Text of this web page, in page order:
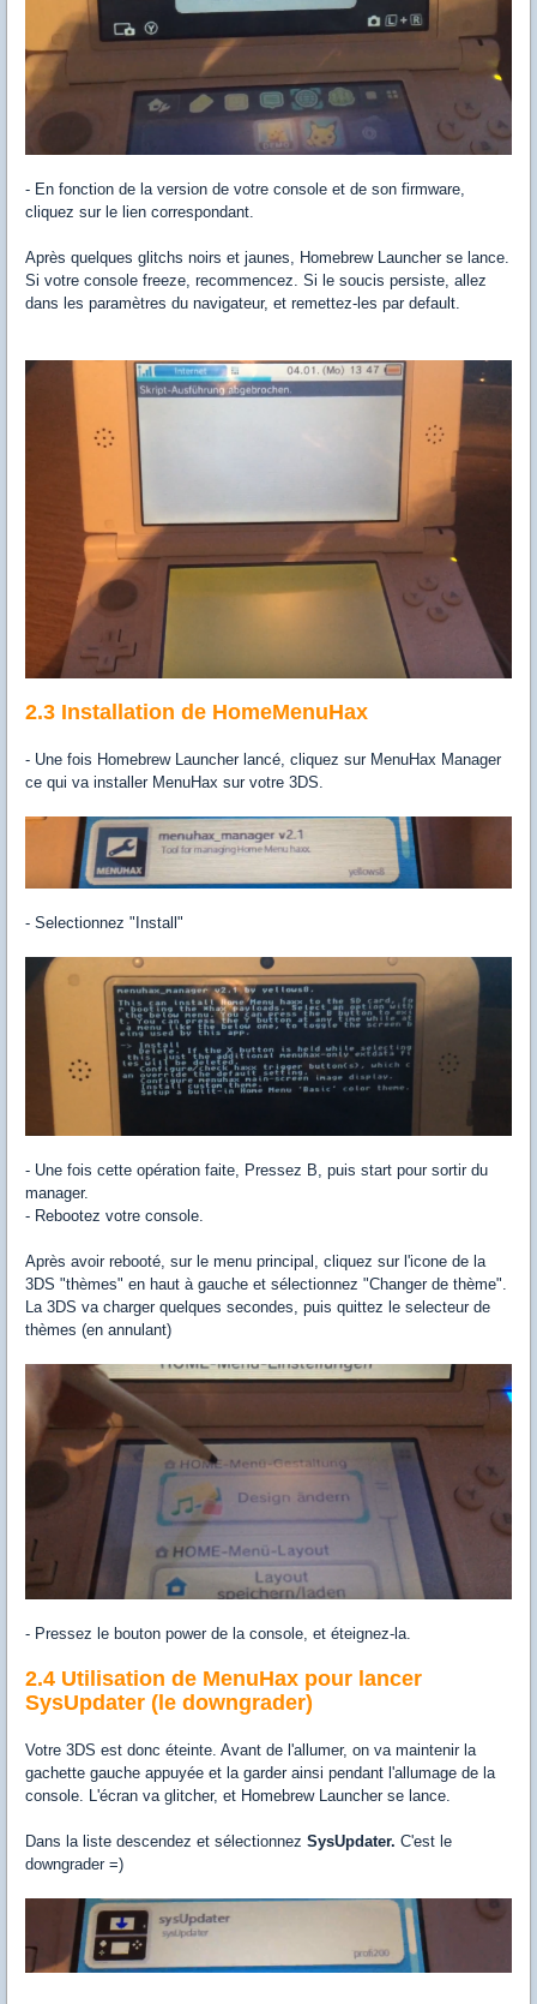
- En fonction de la version de votre console et de son firmware,
cliquez sur le lien correspondant.
Après quelques glitchs noirs et jaunes, Homebrew Launcher se lance.
Si votre console freeze, recommencez. Si le soucis persiste, allez
dans les paramètres du navigateur, et remettez-les par default.
2.3 Installation de HomeMenuHax
- Une fois Homebrew Launcher lancé, cliquez sur MenuHax Manager
ce qui va installer MenuHax sur votre 3DS.
- Selectionnez "Install"
- Une fois cette opération faite, Pressez B, puis start pour sortir du
manager.
- Rebootez votre console.
Après avoir rebooté, sur le menu principal, cliquez sur l'icone de la
3DS "thèmes" en haut à gauche et sélectionnez "Changer de thème".
La 3DS va charger quelques secondes, puis quittez le selecteur de
thèmes (en annulant)
- Pressez le bouton power de la console, et éteignez-la.
2.4 Utilisation de MenuHax pour lancer
SysUpdater (le downgrader)
Votre 3DS est donc éteinte. Avant de l'allumer, on va maintenir la
gachette gauche appuyée et la garder ainsi pendant l'allumage de la
console. L'écran va glitcher, et Homebrew Launcher se lance.
Dans la liste descendez et sélectionnez SysUpdater. C'est le
downgrader =)